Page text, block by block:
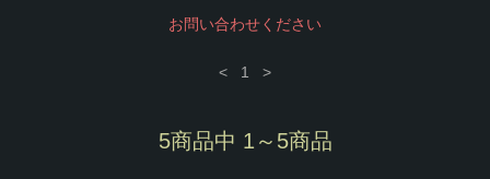
お問い合わせください
< 1 >
5商品中 1～5商品